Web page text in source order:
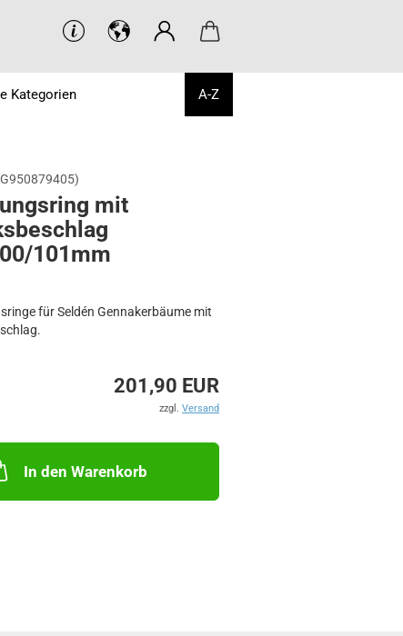
A-Z
Kategorien
G950879405)
mit
101mm
für Seldén Gennakerbäume mit
201,90 EUR
zzgl. Versand
In den Warenkorb